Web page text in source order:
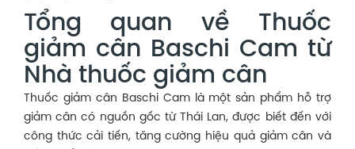
Tổng quan về Thuốc
giảm cân Baschi Cam từ
Nhà thuốc giảm cân
Thuốc giảm cân Baschi Cam là một sản phẩm hỗ trợ
giảm cân có nguồn gốc từ Thái Lan, được biết đến với
công thức cải tiến, tăng cường hiệu quả giảm cân và